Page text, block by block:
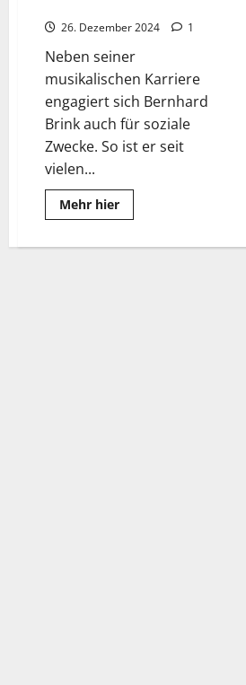
26. Dezember 2024 1
Neben seiner
musikalischen Karriere
engagiert sich Bernhard
Brink auch für soziale
Zwecke. So ist er seit
vielen...
Mehr hierRead
more
Brink: